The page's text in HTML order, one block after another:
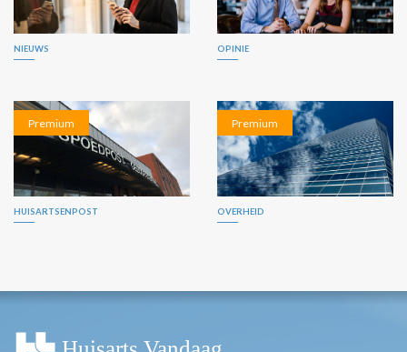
NIEUWS OPINIE
Premium
HUISARTSENPOST
Premium
OVERHEID